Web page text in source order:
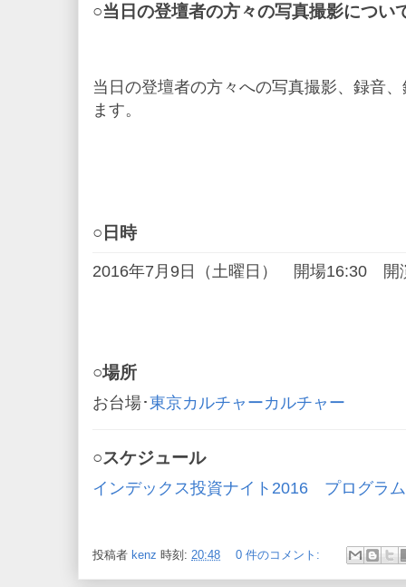
○当日の登壇者の方々の写真撮影につい
当日の登壇者の方々への写真撮影、録音
ます。
○日時
2016年7月9日（土曜日） 開場16:30 開
○場所
お台場･東京カルチャーカルチャー
○スケジュール
インデックス投資ナイト2016 プログラ
投稿者 kenz 時刻: 20:48 0 件のコメント: